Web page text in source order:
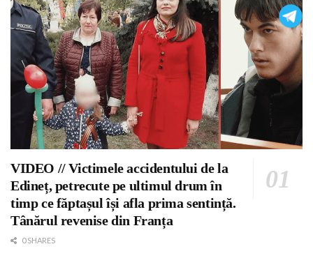
VIDEO // Victimele accidentului de la
Edineț, petrecute pe ultimul drum în
timp ce făptașul își afla prima sentință.
Tânărul revenise din Franța
0 SHARES